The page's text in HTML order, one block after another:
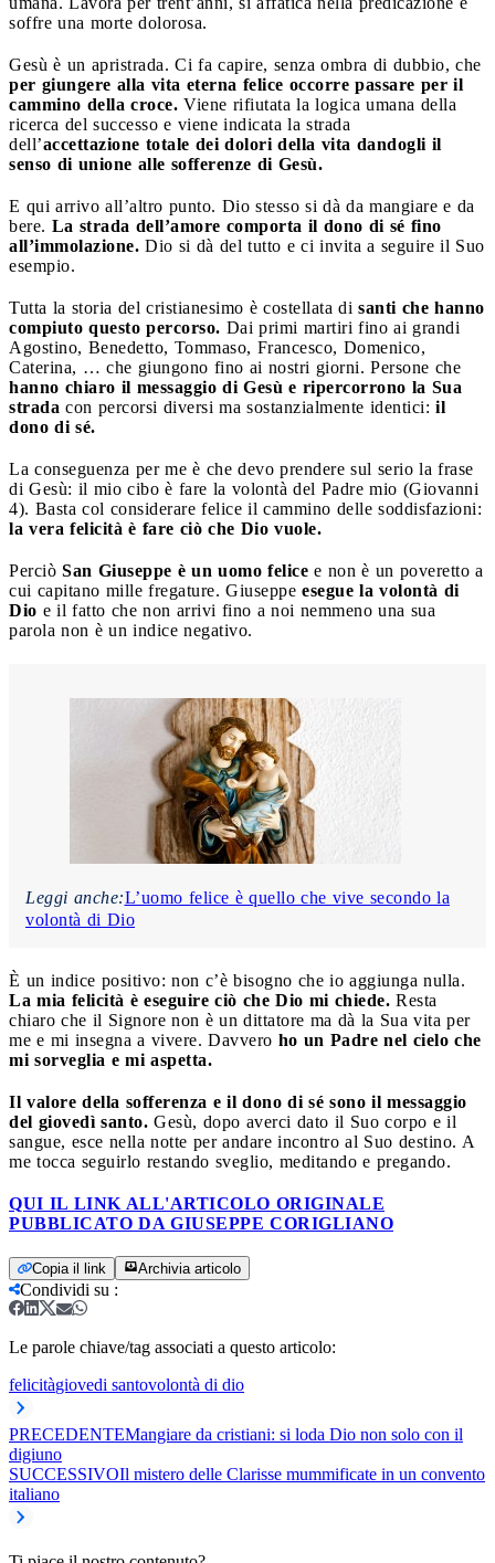
soffre una morte dolorosa.
Gesù è un apristrada. Ci fa capire, senza ombra di dubbio, che
per giungere alla vita eterna felice occorre passare per il
cammino della croce. Viene rifiutata la logica umana della
ricerca del successo e viene indicata la strada
dell’accettazione totale dei dolori della vita dandogli il
senso di unione alle sofferenze di Gesù.
E qui arrivo all’altro punto. Dio stesso si dà da mangiare e da
bere. La strada dell’amore comporta il dono di sé fino
all’immolazione. Dio si dà del tutto e ci invita a seguire il Suo
esempio.
Tutta la storia del cristianesimo è costellata di santi che hanno
compiuto questo percorso. Dai primi martiri fino ai grandi
Agostino, Benedetto, Tommaso, Francesco, Domenico,
Caterina, … che giungono fino ai nostri giorni. Persone che
hanno chiaro il messaggio di Gesù e ripercorrono la Sua
strada con percorsi diversi ma sostanzialmente identici: il
dono di sé.
La conseguenza per me è che devo prendere sul serio la frase
di Gesù: il mio cibo è fare la volontà del Padre mio (Giovanni
4). Basta col considerare felice il cammino delle soddisfazioni:
la vera felicità è fare ciò che Dio vuole.
Perciò San Giuseppe è un uomo felice e non è un poveretto a
cui capitano mille fregature. Giuseppe esegue la volontà di
Dio e il fatto che non arrivi fino a noi nemmeno una sua
parola non è un indice negativo.
Leggi anche:L’uomo felice è quello che vive secondo la
volontà di Dio
È un indice positivo: non c’è bisogno che io aggiunga nulla.
La mia felicità è eseguire ciò che Dio mi chiede. Resta
chiaro che il Signore non è un dittatore ma dà la Sua vita per
me e mi insegna a vivere. Davvero ho un Padre nel cielo che
mi sorveglia e mi aspetta.
Il valore della sofferenza e il dono di sé sono il messaggio
del giovedì santo. Gesù, dopo averci dato il Suo corpo e il
sangue, esce nella notte per andare incontro al Suo destino. A
me tocca seguirlo restando sveglio, meditando e pregando.
QUI IL LINK ALL'ARTICOLO ORIGINALE
PUBBLICATO DA GIUSEPPE CORIGLIANO
Copia il link Archivia articolo
Condividi su :
Le parole chiave/tag associati a questo articolo:
felicitàgiovedi santovolontà di dio
PRECEDENTEMangiare da cristiani: si loda Dio non solo con il
digiuno
SUCCESSIVOIl mistero delle Clarisse mummificate in un convento
italiano